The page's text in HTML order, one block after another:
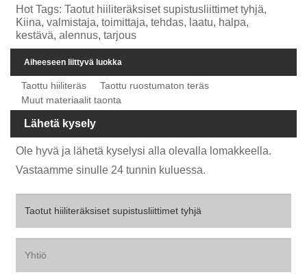
Hot Tags: Taotut hiiliteräksiset supistusliittimet tyhjä,
Kiina, valmistaja, toimittaja, tehdas, laatu, halpa,
kestävä, alennus, tarjous
Aiheeseen liittyvä luokka
Taottu hiiliteräs
Taottu ruostumaton teräs
Muut materiaalit taonta
Lähetä kysely
Ole hyvä ja lähetä kyselysi alla olevalla lomakkeella.
Vastaamme sinulle 24 tunnin kuluessa.